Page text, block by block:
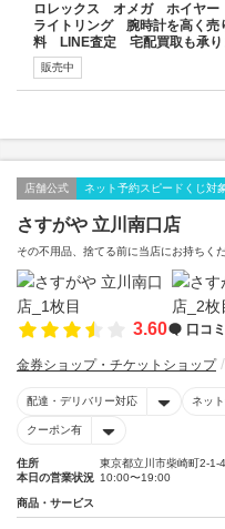
ロレックス オメガ ホイヤ
ライトリング 腕時計を高く
料 LINE査定 宅配買取も承り
販売中
店舗公式 ネット予約スピードくじ対
さすがや 立川南口店
その不用品、捨てる前に当店にお持ちく
3.60 口コミ
金券ショップ・チケットショップ
配達・デリバリー対応 ネッ
クーポン有
住所
東京都立川市柴崎町2-1-4
本日の営業状況 10:00〜19:00
商品・サービス